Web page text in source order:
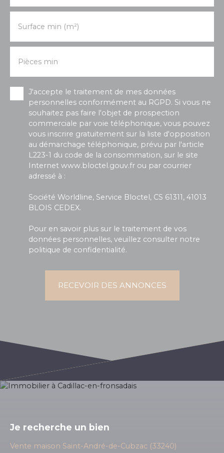
Surface min (m²)
Pièces min
J'accepte le traitement de mes données
personnelles conformément au RGPD. Si vous ne
souhaitez pas faire l'objet de prospection
commerciale par voie téléphonique, vous pouvez
vous inscrire gratuitement sur la liste d'opposition
au démarchage téléphonique, prévu par l'article
L223-1 du code de la consommation, sur le site
Internet www.bloctel.gouv.fr ou par courrier
adressé à :
Société Worldline, Service Bloctel, CS 61311, 41013
BLOIS CEDEX.
Pour en savoir plus sur le traitement de vos
données personnelles, veuillez consulter notre
politique de confidentialité.
RECEVOIR DES ANNONCES
Je recherche un bien
Vente maison Saint-André-de-Cubzac (33240)